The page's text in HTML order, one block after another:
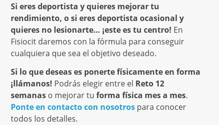
Si eres deportista y quieres mejorar tu
rendimiento, o si eres deportista ocasional y
quieres no lesionarte… ¡este es tu centro! En
Fisiocit daremos con la fórmula para conseguir
cualquiera que sea el objetivo deseado.
Si lo que deseas es ponerte físicamente en forma
¡llámanos! Podrás elegir entre el Reto 12
semanas o mejorar tuforma física mes a mes.
Ponte en contacto con nosotros para conocer
todos los detalles.